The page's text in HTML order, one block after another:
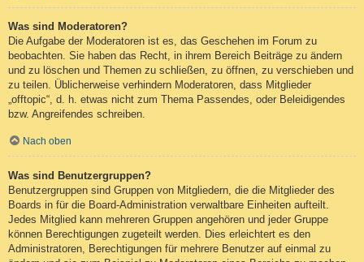
Was sind Moderatoren?
Die Aufgabe der Moderatoren ist es, das Geschehen im Forum zu
beobachten. Sie haben das Recht, in ihrem Bereich Beiträge zu ändern
und zu löschen und Themen zu schließen, zu öffnen, zu verschieben und
zu teilen. Üblicherweise verhindern Moderatoren, dass Mitglieder
„offtopic“, d. h. etwas nicht zum Thema Passendes, oder Beleidigendes
bzw. Angreifendes schreiben.
Nach oben
Was sind Benutzergruppen?
Benutzergruppen sind Gruppen von Mitgliedern, die die Mitglieder des
Boards in für die Board-Administration verwaltbare Einheiten aufteilt.
Jedes Mitglied kann mehreren Gruppen angehören und jeder Gruppe
können Berechtigungen zugeteilt werden. Dies erleichtert es den
Administratoren, Berechtigungen für mehrere Benutzer auf einmal zu